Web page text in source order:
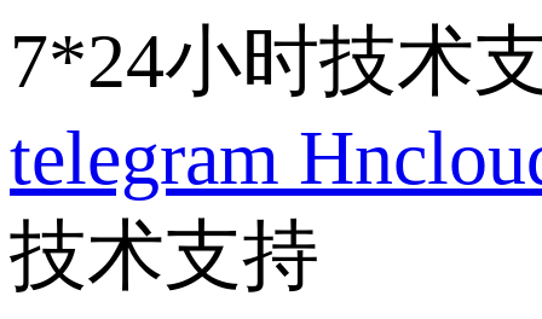
7*24小时技术
telegram
技术支持